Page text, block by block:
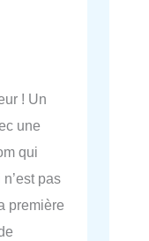
! Un
une
qui
pas
première